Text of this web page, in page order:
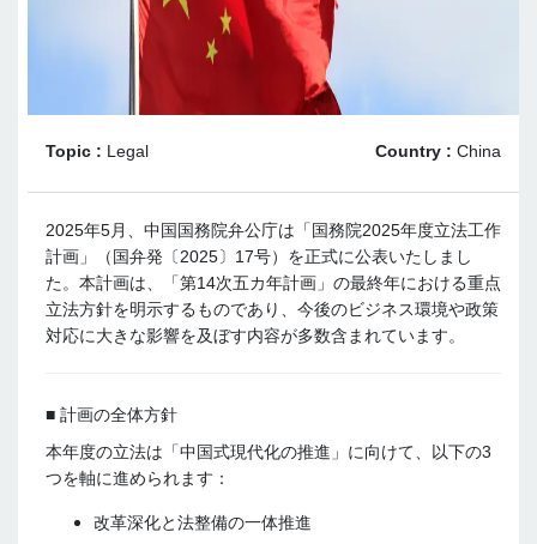
Topic : Legal Country : China
2025年5月、中国国務院弁公庁は「国務院2025年度立法工作
計画」（国弁発〔2025〕17号）を正式に公表いたしまし
た。本計画は、「第14次五カ年計画」の最終年における重点
立法方針を明示するものであり、今後のビジネス環境や政策
対応に大きな影響を及ぼす内容が多数含まれています。
■ 計画の全体方針
本年度の立法は「中国式現代化の推進」に向けて、以下の3
つを軸に進められます：
改革深化と法整備の一体推進